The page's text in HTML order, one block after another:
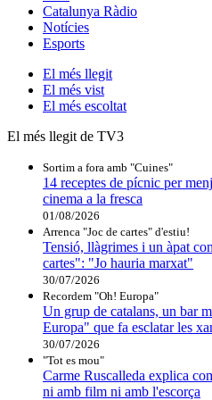
Catalunya Ràdio
Notícies
Esports
El més llegit
El més vist
El més escoltat
El més llegit de TV3
Sortim a fora amb "Cuines"
14 receptes de pícnic per
cinema a la fresca
01/08/2026
Arrenca "Joc de cartes" d'estiu!
Tensió, llàgrimes i un àpat
cartes": "Jo hauria marxat"
30/07/2026
Recordem "Oh! Europa"
Un grup de catalans, un bar
Europa" que fa esclatar les
30/07/2026
"Tot es mou"
Carme Ruscalleda explica
ni amb film ni amb l'escorça